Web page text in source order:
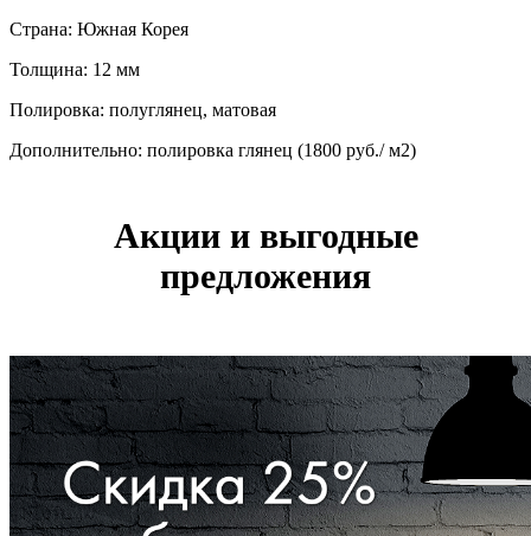
Страна: Южная Корея
Толщина: 12 мм
Полировка: полуглянец, матовая
Дополнительно: полировка глянец (1800 руб./ м2)
Акции и выгодные
предложения